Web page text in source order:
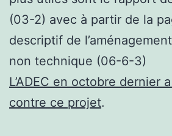
(03-2) avec à partir de la
descriptif de
non technique (06-6-3)
L’ADEC en octobre dernier
contre ce projet.